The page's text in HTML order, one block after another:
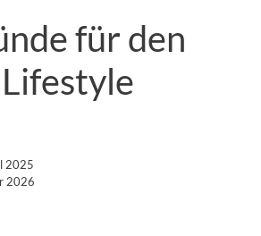
für den
2025
2026